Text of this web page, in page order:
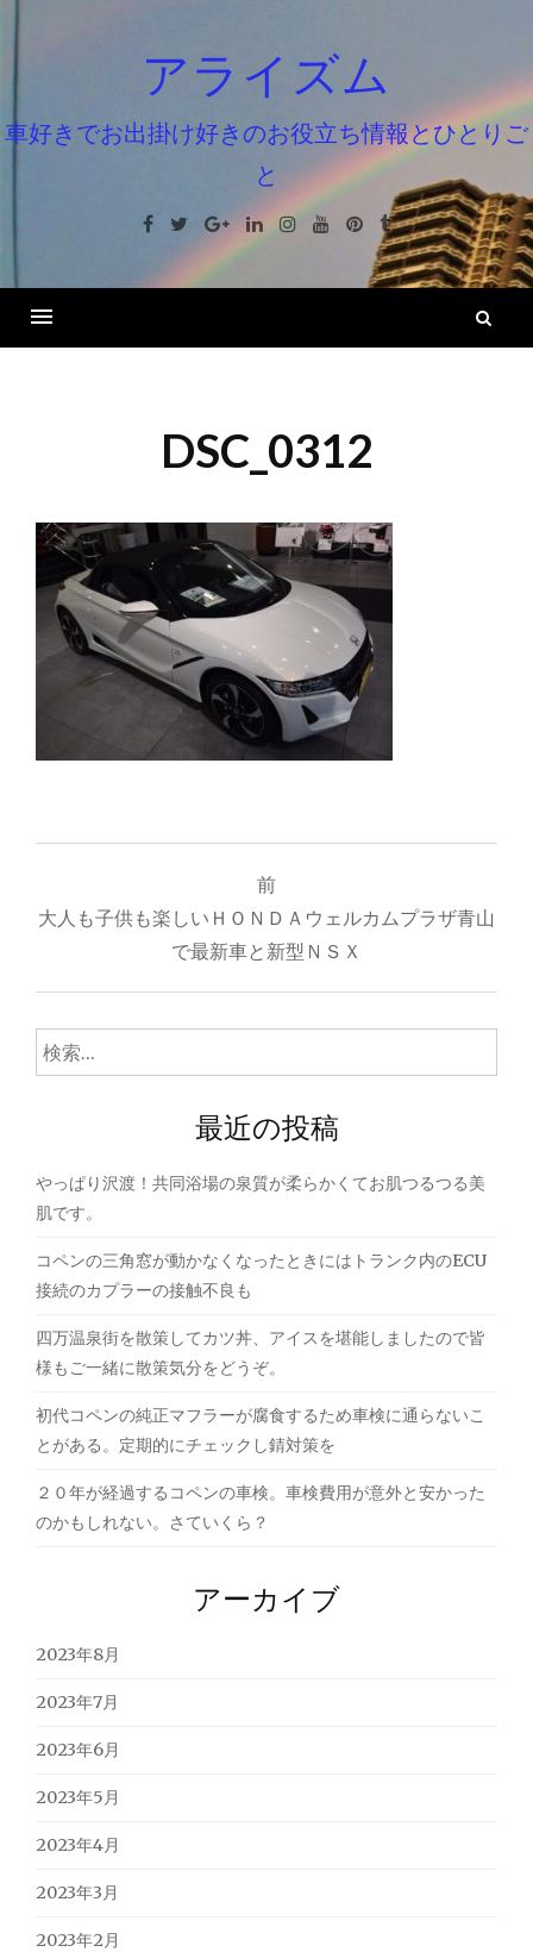
ン
ツ
ッ
アライズム
車好きでお出掛け好きのお役立ち情報とひとりご
と
Facebook
TwitterGoogle+LinkedinInstagramYoutube
Pinterest
Tumblr
DSC_0312
稿
ビ
ゲ
ー
ョ
ン
前
大人も子供も楽しいＨＯＮＤＡウェルカムプラザ青山
で最新車と新型ＮＳＸ
検
索:
最近の投稿
やっぱり沢渡！共同浴場の泉質が柔らかくてお肌つるつる美
肌です。
コペンの三角窓が動かなくなったときにはトランク内のECU
接続のカプラーの接触不良も
四万温泉街を散策してカツ丼、アイスを堪能しましたので皆
様もご一緒に散策気分をどうぞ。
初代コペンの純正マフラーが腐食するため車検に通らないこ
とがある。定期的にチェックし錆対策を
２０年が経過するコペンの車検。車検費用が意外と安かった
のかもしれない。さていくら？
アーカイブ
2023年8月
2023年7月
2023年6月
2023年5月
2023年4月
2023年3月
2023年2月